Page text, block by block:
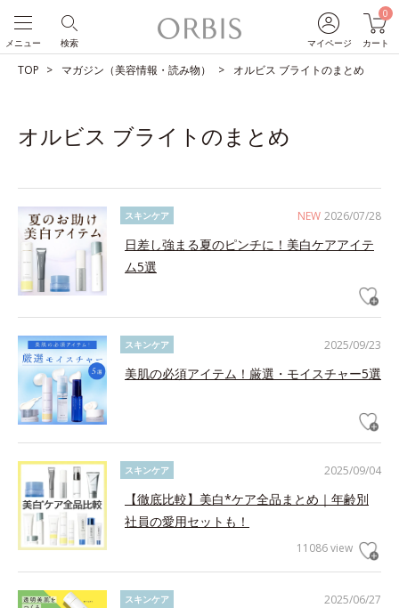
マイページ
0
カート
検索
メニュー
TOP マガジン（美容情報・読み物） オルビス ブライトのまとめ
オルビス ブライトのまとめ
NEW 2026/07/28
スキンケア
日差し強まる夏のピンチに！美白ケアアイテ
ム5選
2025/09/23
スキンケア
美肌の必須アイテム！厳選・モイスチャー5選
2025/09/04
スキンケア
【徹底比較】美白*ケア全品まとめ｜年齢別
社員の愛用セットも！
11086 view
2025/06/27
スキンケア